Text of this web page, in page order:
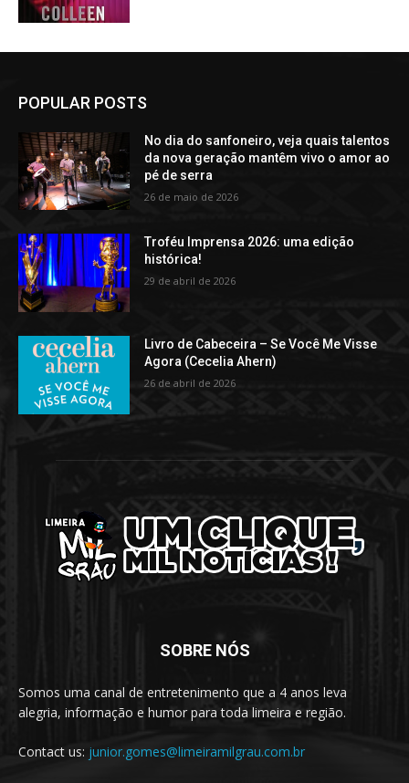
POPULAR POSTS
No dia do sanfoneiro, veja quais talentos
da nova geração mantêm vivo o amor ao
pé de serra
26 de maio de 2026
Troféu Imprensa 2026: uma edição
histórica!
29 de abril de 2026
Livro de Cabeceira – Se Você Me Visse
Agora (Cecelia Ahern)
26 de abril de 2026
SOBRE NÓS
Somos uma canal de entretenimento que a 4 anos leva
alegria, informação e humor para toda limeira e região.
Contact us: junior.gomes@limeiramilgrau.com.br